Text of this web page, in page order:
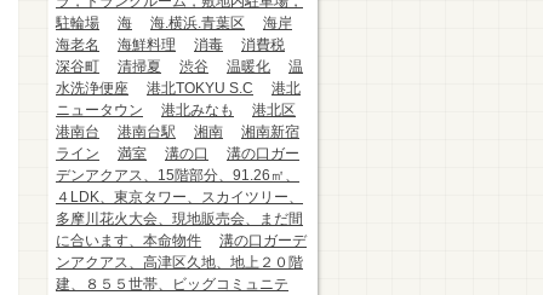
駐輪場
海 海.横浜.青葉区
海岸
海老名
海鮮料理 消毒
消費税
深谷町
清掃夏 渋谷 温暖化
温
水洗浄便座
港北TOKYU S.C
港北
ニュータウン
港北みなも
港北区
港南台
港南台駅 湘南
湘南新宿
ライン
満室 溝の口
溝の口ガー
デンアクアス、15階部分、91.26㎡、
４LDK、東京タワー、スカイツリー、
多摩川花火大会、現地販売会、まだ間
に合います、本命物件
溝の口ガーデ
ンアクアス、高津区久地、地上２０階
建、８５５世帯、ビッグコミュニテ